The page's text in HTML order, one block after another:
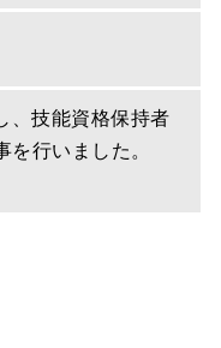
、技能資格保持者
を行いました。